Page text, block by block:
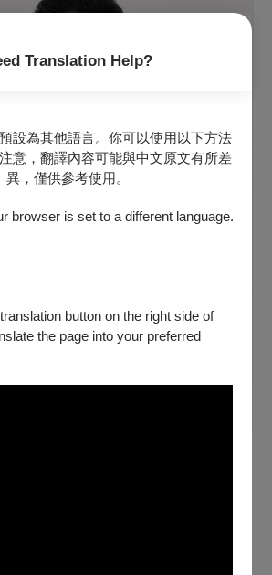
Translation Help?
設為其他語言。你可以使用以下方法
意，翻譯內容可能與中文原文有所差
異，僅供參考使用。
browser is set to a different language.
button on the right side of
the page into your preferred
丞
術大學舞蹈學系，受德國舞蹈雜誌評選
傑出編舞家，現為丞舞製作團隊
2024年獲得台法文化獎。 2014至2019
舞壇拋出試金石，其多項作品深受國際
拿下4金1銀之肯定。 近年來戮力深耕
界投石問路，展現臺灣豐沛的原創力，